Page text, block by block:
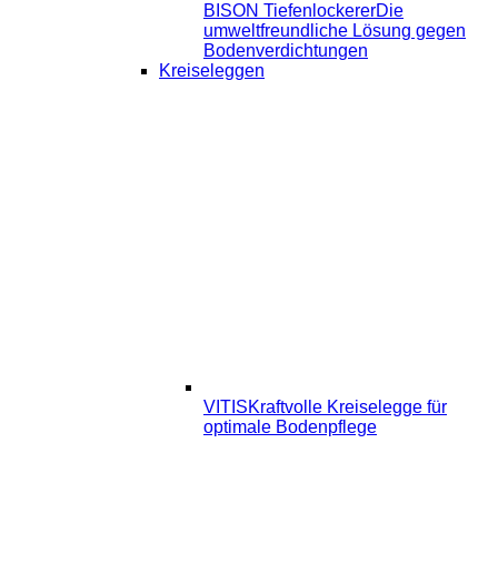
BISON TiefenlockererDie
umweltfreundliche Lösung gegen
Bodenverdichtungen
Kreiseleggen
VITISKraftvolle Kreiselegge für
optimale Bodenpflege